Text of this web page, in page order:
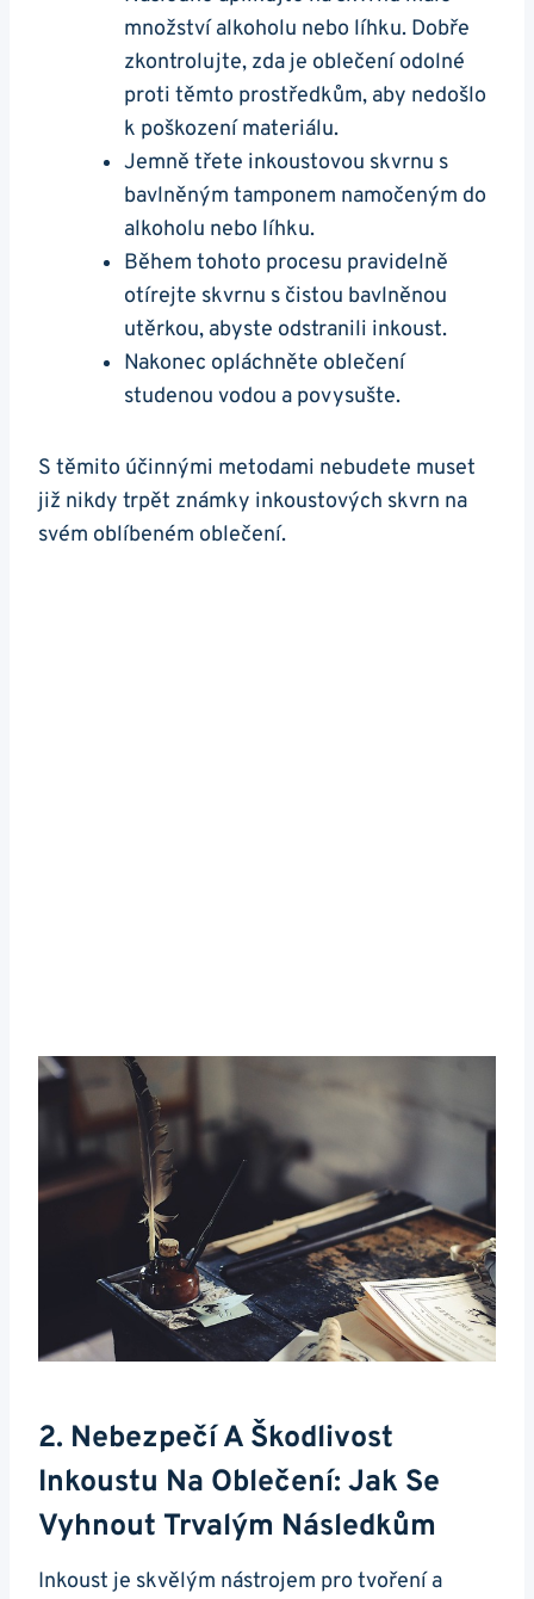
množství alkoholu nebo líhku. Dobře
zkontrolujte, zda je oblečení odolné
proti těmto prostředkům, aby nedošlo
k poškození materiálu.
Jemně třete inkoustovou skvrnu s
bavlněným tamponem namočeným do
alkoholu nebo líhku.
Během tohoto procesu pravidelně
otírejte skvrnu s čistou bavlněnou
utěrkou, abyste odstranili inkoust.
Nakonec opláchněte oblečení
studenou vodou a povysušte.
S těmito účinnými metodami nebudete muset
již nikdy trpět známky inkoustových skvrn na
svém oblíbeném oblečení.
2. Nebezpečí A Škodlivost
Inkoustu Na Oblečení: Jak Se
Vyhnout Trvalým Následkům
Inkoust je skvělým nástrojem pro tvoření a